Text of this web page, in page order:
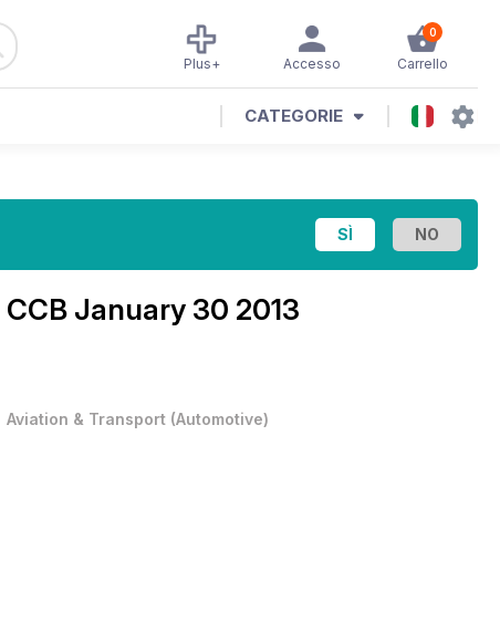
0
Carrello
Accesso
Plus+
CATEGORIE
CCB January 30 2013
Aviation & Transport (Automotive)